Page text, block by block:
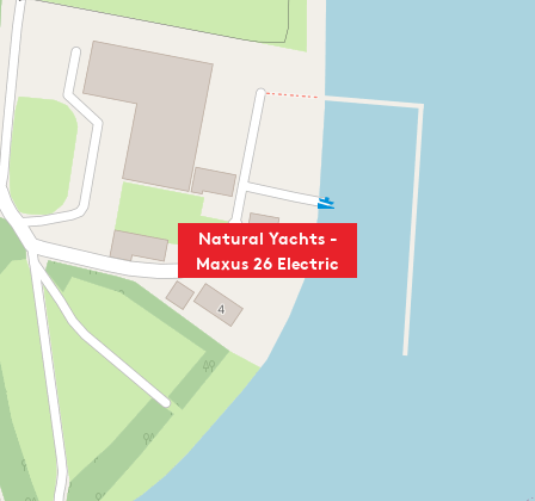
Natural Yachts -
Maxus 26 Electric